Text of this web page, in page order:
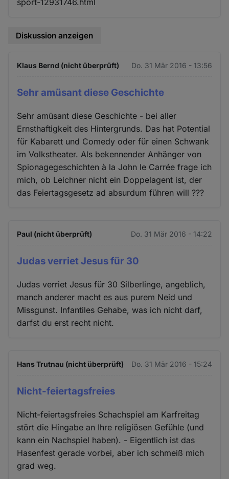
Diskussion anzeigen
Klaus Bernd (nicht überprüft) Do. 31 Mär 2016 - 13:56
Sehr amüsant diese Geschichte
Sehr amüsant diese Geschichte - bei aller
Ernsthaftigkeit des Hintergrunds. Das hat Potential
für Kabarett und Comedy oder für einen Schwank
im Volkstheater. Als bekennender Anhänger von
Spionagegeschichten à la John le Carrée frage ich
mich, ob Leichner nicht ein Doppelagent ist, der
das Feiertagsgesetz ad absurdum führen will ???
Paul (nicht überprüft) Do. 31 Mär 2016 - 14:22
Judas verriet Jesus für 30
Judas verriet Jesus für 30 Silberlinge, angeblich,
manch anderer macht es aus purem Neid und
Missgunst. Infantiles Gehabe, was ich nicht darf,
darfst du erst recht nicht.
Hans Trutnau (nicht überprüft) Do. 31 Mär 2016 - 15:24
Nicht-feiertagsfreies
Nicht-feiertagsfreies Schachspiel am Karfreitag
stört die Hingabe an Ihre religiösen Gefühle (und
kann ein Nachspiel haben). - Eigentlich ist das
Hasenfest gerade vorbei, aber ich schmeiß mich
grad weg.